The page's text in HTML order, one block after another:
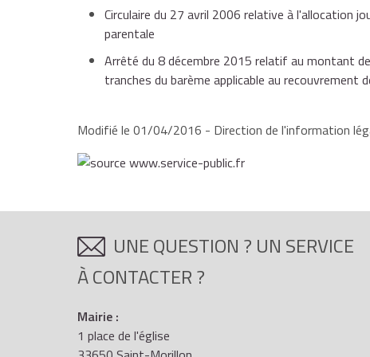
Par enfant supplémentaire 6 284 €
Le montant du complément mensuel s'élève à
demande auprès de la Caf ou de la MSA tous
cas de rechute, ce droit pourra être réactivé. Le
maximum d'allocations journalières qui pourront
date initiale d'ouverture du droit.
À savoir
en cas de nouvelle pathologie (et non de
l'allocation aux adultes handicapés (AAH).
Circulaire du 27 avril 2006 relative à l'allocation
parentale
Arrêté du 8 décembre 2015 relatif au montant
tranches du barème applicable au recouvrement
Modifié le 01/04/2016 - Direction de l'information
UNE QUESTION ? UN SERVICE
À CONTACTER ?
Mairie :
1 place de l'église